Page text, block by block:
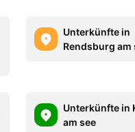
Unterkünfte in
Rendsburg am
Unterkünfte in
am see